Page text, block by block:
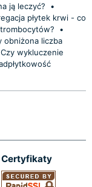
ją leczyć?
•
płytek krwi - co
•
obniżona liczba
Czy wykluczenie
Certyfikaty